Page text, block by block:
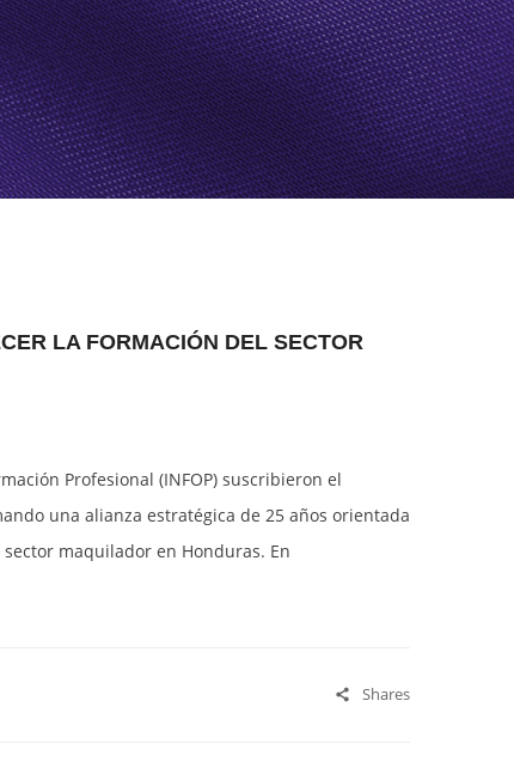
VISTA
OUR ORGANIZATION
VIDEOS
CONTACT US
LA FORMACIÓN DEL SECTOR
Profesional (INFOP) suscribieron el
una alianza estratégica de 25 años orientada
maquilador en Honduras. En
Shares